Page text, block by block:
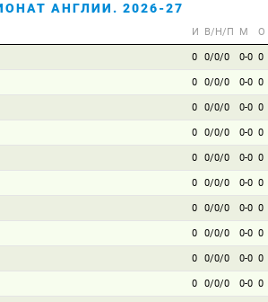
АНГЛИИ. 2026-27
И В/Н/П М О
0 0/0/0 0-0 0
0 0/0/0 0-0 0
0 0/0/0 0-0 0
0 0/0/0 0-0 0
0 0/0/0 0-0 0
0 0/0/0 0-0 0
0 0/0/0 0-0 0
0 0/0/0 0-0 0
0 0/0/0 0-0 0
0 0/0/0 0-0 0